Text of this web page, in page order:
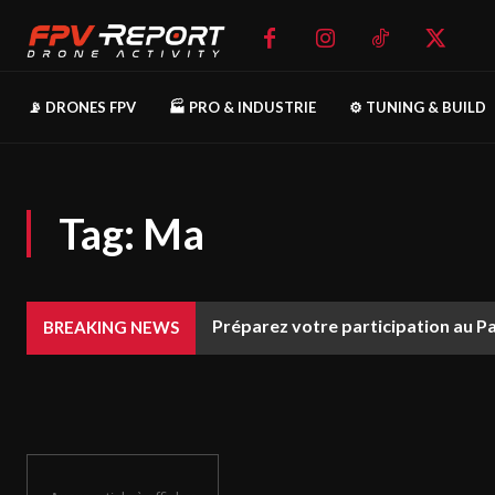
📡 DRONES FPV 🏭 PRO & INDUSTRIE ⚙️ TUNING & BUILD
Tag: Ma
BREAKING NEWS Préparez votre participation au